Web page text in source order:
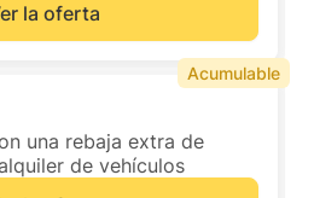
la oferta
una rebaja extra de
de vehículos
Acumulable